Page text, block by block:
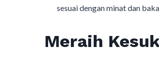
sesuai dengan minat dan
Meraih